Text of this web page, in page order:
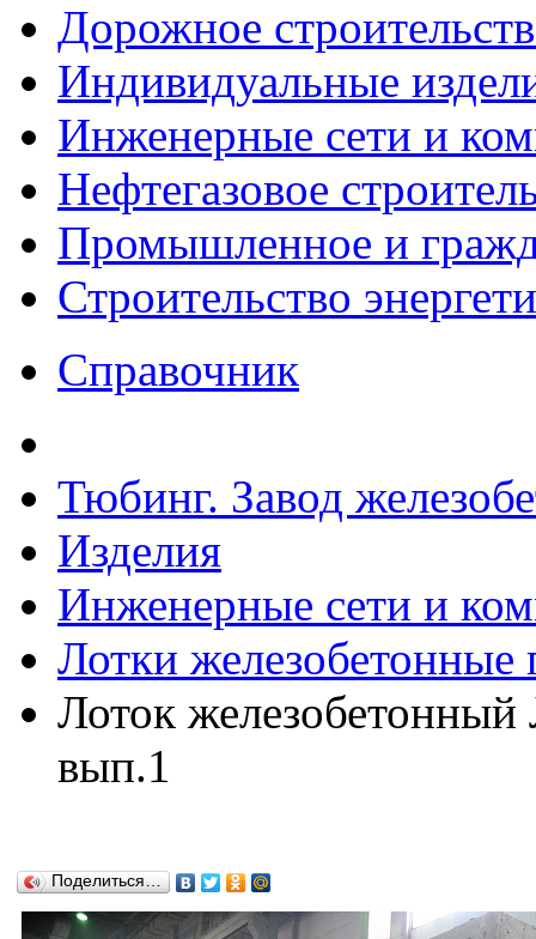
Дорожное
Индивидуальные
Инженерные сети и
Нефтегазовое
Промышленное и
Строительство
Справочник
Тюбинг. Завод
Изделия
Инженерные сети и
Лотки
Лоток
вып.1
Поделиться…